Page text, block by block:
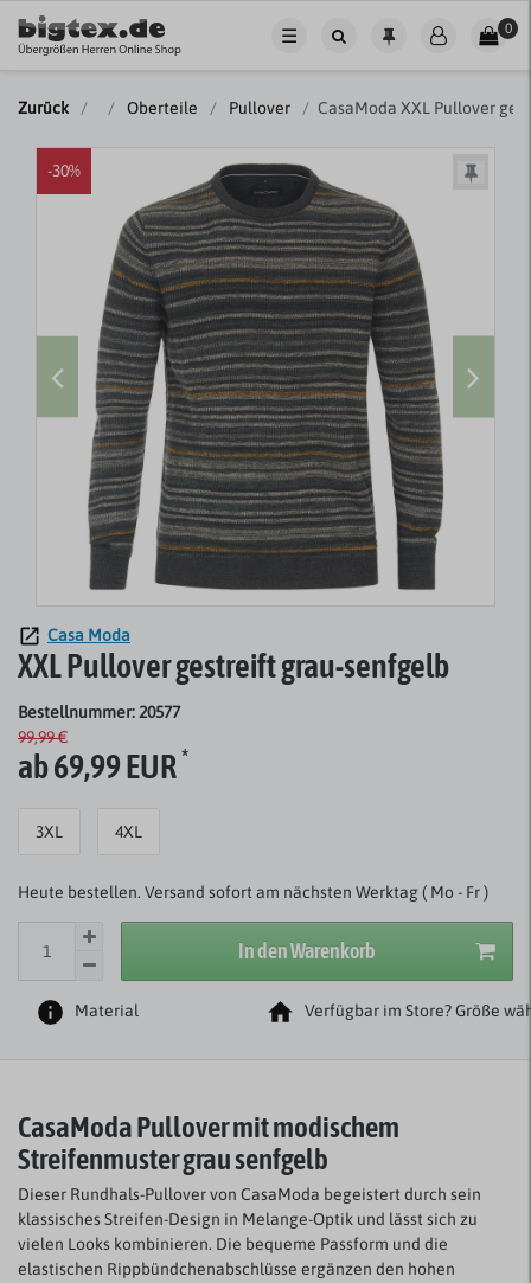
☰ 0
Zurück Oberteile Pullover CasaModa XXL Pullover
-30%
Casa Moda
XXL Pullover gestreift grau-senfgelb
Bestellnummer: 20577
99,99 €
ab 69,99 EUR*
3XL 4XL
Heute bestellen. Versand sofort am nächsten Werktag ( Mo - Fr )
In den Warenkorb
Material Verfügbar im Store? Größe
CasaModa Pullover mit modischem
Streifenmuster grau senfgelb
Dieser Rundhals-Pullover von CasaModa begeistert durch sein
klassisches Streifen-Design in Melange-Optik und lässt sich zu
vielen Looks kombinieren. Die bequeme Passform und die
elastischen Rippbündchenabschlüsse ergänzen den hohen